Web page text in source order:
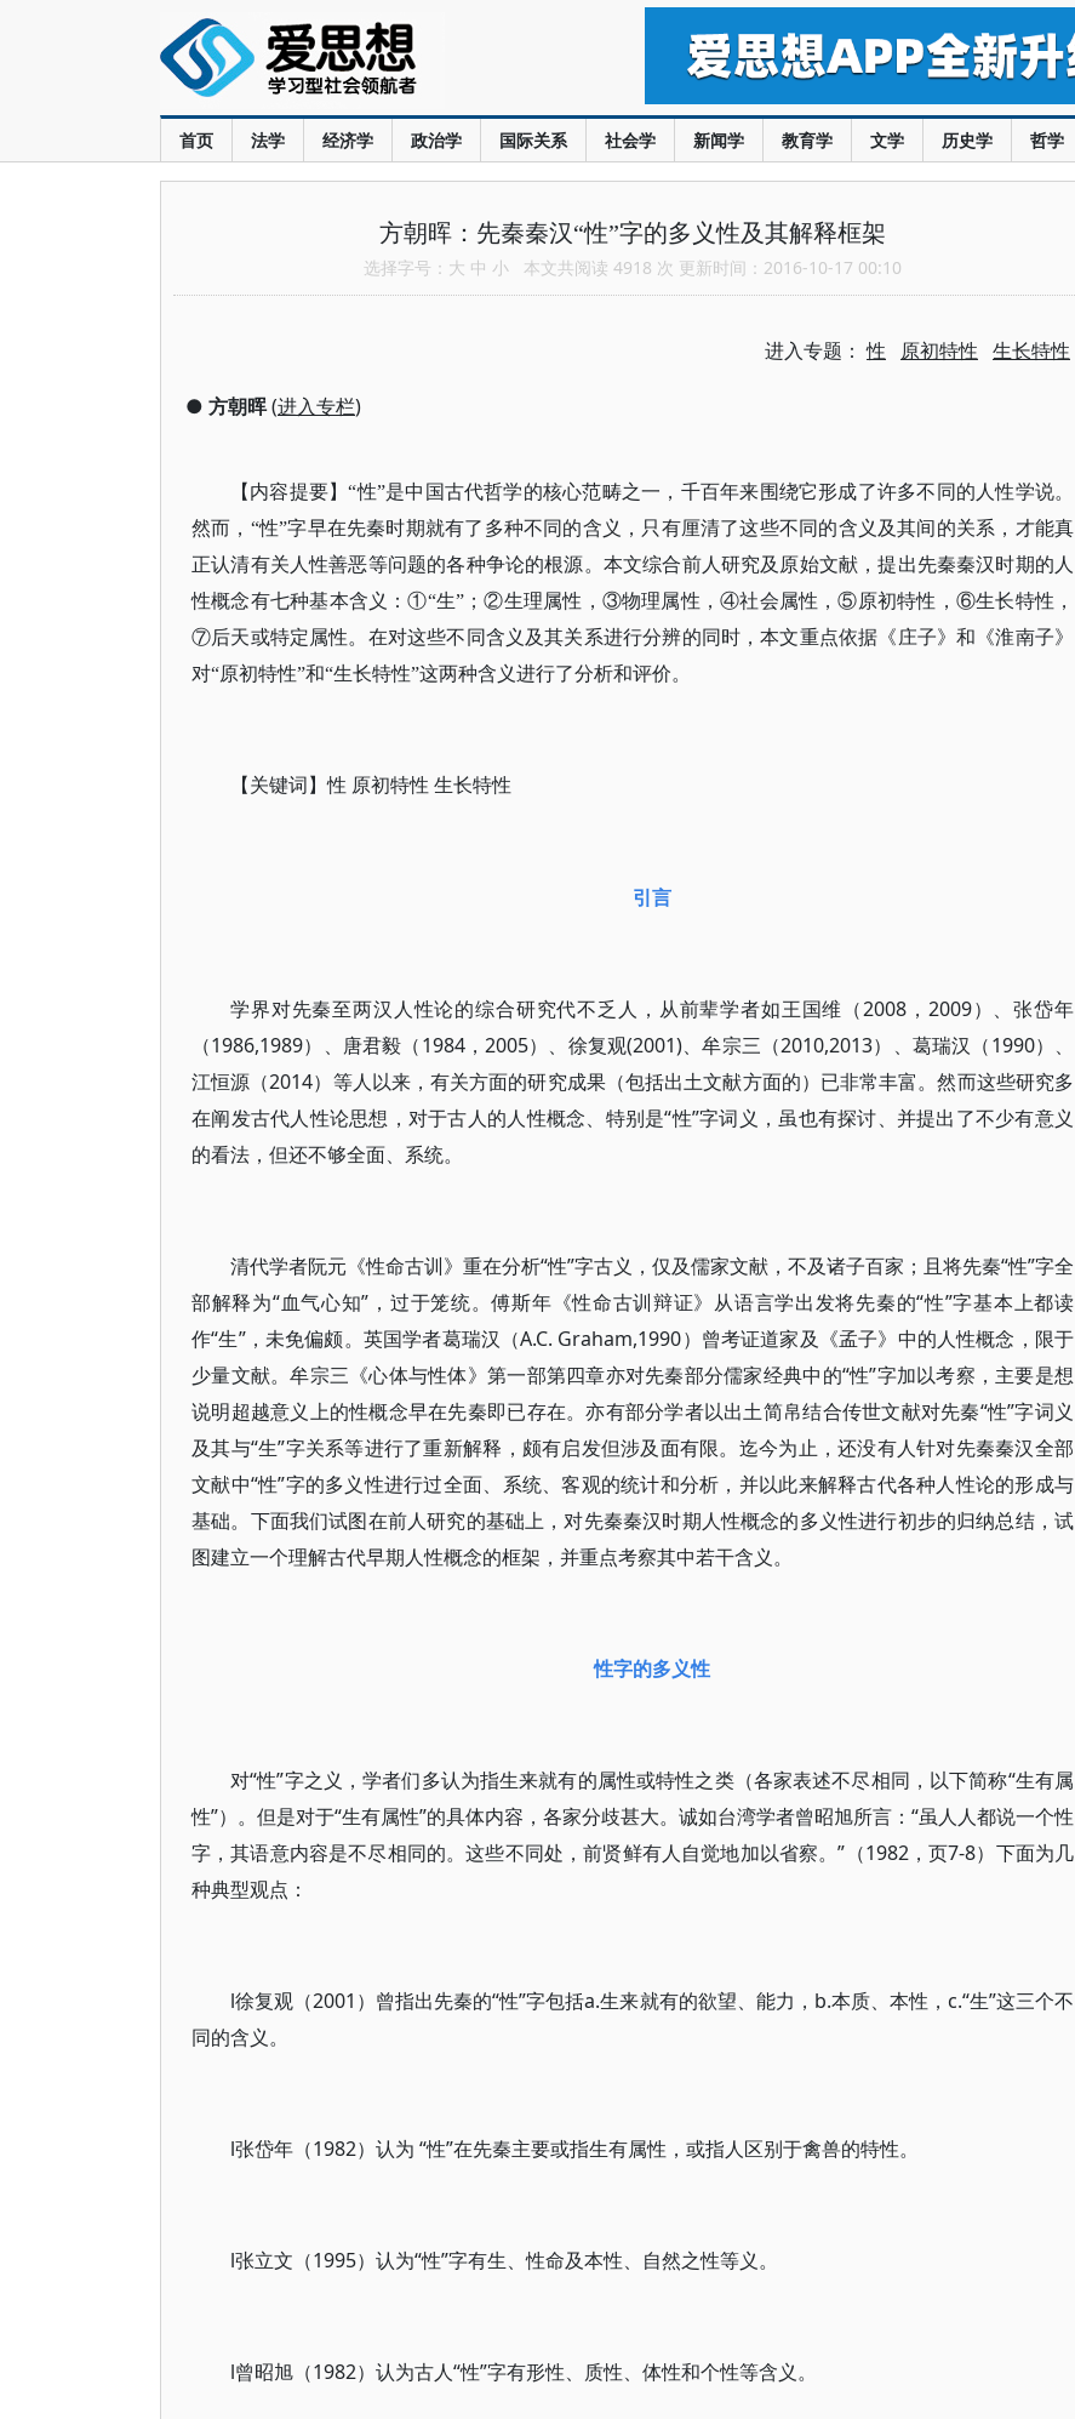
首页 法学 经济学 政治学 国际关系 社会学 新闻学 教育学 文学 历史学 哲学
方朝晖：先秦秦汉“性”字的多义性及其解释框架
选择字号： 大 中 小 本文共阅读 4918 次 更新时间：2016-10-17 00:10
进入专题：性 原初特性 生长特性
● 方朝晖(进入专栏)
【内容提要】“性”是中国古代哲学的核心范畴之一，千百年来围绕它形成了许多不同的人性学说。
然而，“性”字早在先秦时期就有了多种不同的含义，只有厘清了这些不同的含义及其间的关系，才能真
正认清有关人性善恶等问题的各种争论的根源。本文综合前人研究及原始文献，提出先秦秦汉时期的人
性概念有七种基本含义：①“生”；②生理属性，③物理属性，④社会属性，⑤原初特性，⑥生长特性，
⑦后天或特定属性。在对这些不同含义及其关系进行分辨的同时，本文重点依据《庄子》和《淮南子》
对“原初特性”和“生长特性”这两种含义进行了分析和评价。
【关键词】性 原初特性 生长特性
引言
学界对先秦至两汉人性论的综合研究代不乏人，从前辈学者如王国维（2008，2009）、张岱年
（1986,1989）、唐君毅（1984，2005）、徐复观(2001)、牟宗三（2010,2013）、葛瑞汉（1990）、
江恒源（2014）等人以来，有关方面的研究成果（包括出土文献方面的）已非常丰富。然而这些研究多
在阐发古代人性论思想，对于古人的人性概念、特别是“性”字词义，虽也有探讨、并提出了不少有意义
的看法，但还不够全面、系统。
清代学者阮元《性命古训》重在分析“性”字古义，仅及儒家文献，不及诸子百家；且将先秦“性”字全
部解释为“血气心知”，过于笼统。傅斯年《性命古训辩证》从语言学出发将先秦的“性”字基本上都读
作“生”，未免偏颇。英国学者葛瑞汉（A.C. Graham,1990）曾考证道家及《孟子》中的人性概念，限于
少量文献。牟宗三《心体与性体》第一部第四章亦对先秦部分儒家经典中的“性”字加以考察，主要是想
说明超越意义上的性概念早在先秦即已存在。亦有部分学者以出土简帛结合传世文献对先秦“性”字词义
及其与“生”字关系等进行了重新解释，颇有启发但涉及面有限。迄今为止，还没有人针对先秦秦汉全部
文献中“性”字的多义性进行过全面、系统、客观的统计和分析，并以此来解释古代各种人性论的形成与
基础。下面我们试图在前人研究的基础上，对先秦秦汉时期人性概念的多义性进行初步的归纳总结，试
图建立一个理解古代早期人性概念的框架，并重点考察其中若干含义。
性字的多义性
对“性”字之义，学者们多认为指生来就有的属性或特性之类（各家表述不尽相同，以下简称“生有属
性”）。但是对于“生有属性”的具体内容，各家分歧甚大。诚如台湾学者曾昭旭所言：“虽人人都说一个性
字，其语意内容是不尽相同的。这些不同处，前贤鲜有人自觉地加以省察。”（1982，页7-8）下面为几
种典型观点：
l徐复观（2001）曾指出先秦的“性”字包括a.生来就有的欲望、能力，b.本质、本性，c.“生”这三个不
同的含义。
l张岱年（1982）认为 “性”在先秦主要或指生有属性，或指人区别于禽兽的特性。
l张立文（1995）认为“性”字有生、性命及本性、自然之性等义。
l曾昭旭（1982）认为古人“性”字有形性、质性、体性和个性等含义。